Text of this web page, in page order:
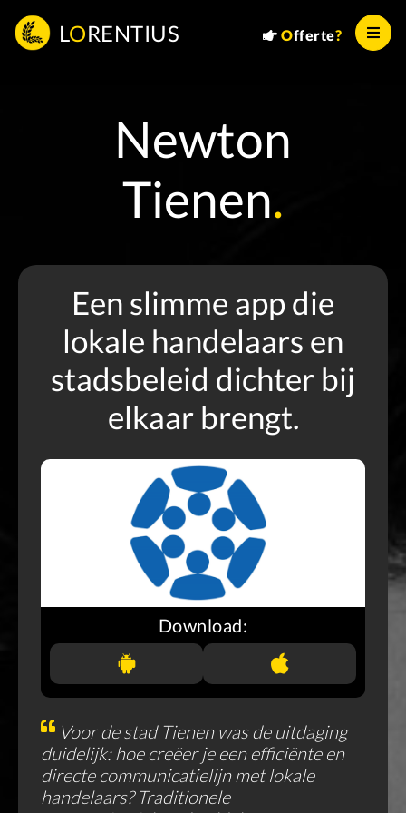
L ORENTIUS Offerte?
Newton
Tienen.
Een slimme app die
lokale handelaars en
stadsbeleid dichter bij
elkaar brengt.
Download:
Voor de stad Tienen was de uitdaging
duidelijk: hoe creëer je een efficiënte en
directe communicatielijn met lokale
handelaars? Traditionele